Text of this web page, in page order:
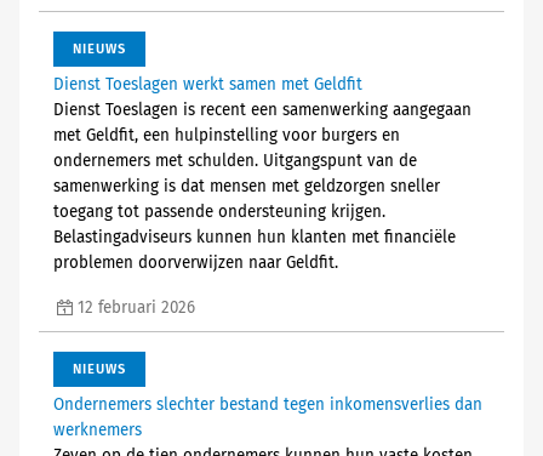
NIEUWS
Dienst Toeslagen werkt samen met Geldfit
Dienst Toeslagen is recent een samenwerking aangegaan
met Geldfit, een hulpinstelling voor burgers en
ondernemers met schulden. Uitgangspunt van de
samenwerking is dat mensen met geldzorgen sneller
toegang tot passende ondersteuning krijgen.
Belastingadviseurs kunnen hun klanten met financiële
problemen doorverwijzen naar Geldfit.
12 februari 2026
NIEUWS
Ondernemers slechter bestand tegen inkomensverlies dan
werknemers